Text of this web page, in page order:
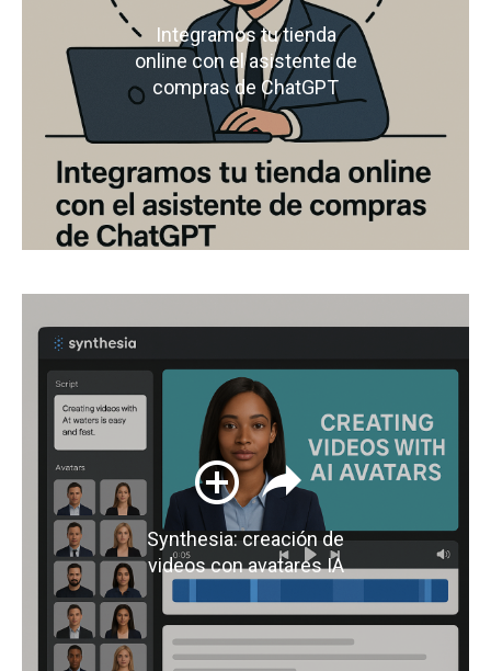
Integramos tu tienda
online con el asistente de
compras de ChatGPT
Synthesia: creación de
videos con avatares IA